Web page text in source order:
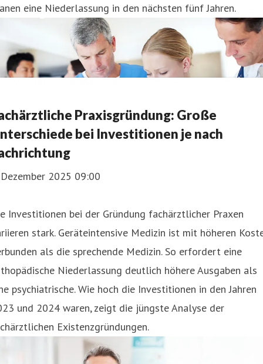
eine Niederlassung in den nächsten fünf Jahren.
Praxisgründung: Große
bei Investitionen je nach
2025 09:00
Investitionen bei der Gründung fachärztlicher Praxen
stark. Geräteintensive Medizin ist mit höheren
als die sprechende Medizin. So erfordert eine
Niederlassung deutlich höhere Ausgaben als
psychiatrische. Wie hoch die Investitionen in den Jahren
und 2024 waren, zeigt die jüngste Analyse der
Existenzgründungen.